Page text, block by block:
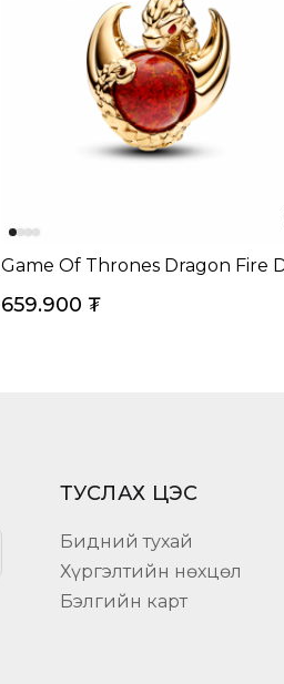
Game Of Thrones Dragon Fire
659.900 ₮
ТУСЛАХ ЦЭС
Бидний тухай
Хүргэлтийн нөхцөл
Бэлгийн карт